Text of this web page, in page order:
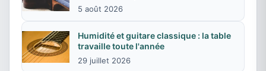
5 août 2026
Humidité et guitare classique : la table
travaille toute l'année
29 juillet 2026